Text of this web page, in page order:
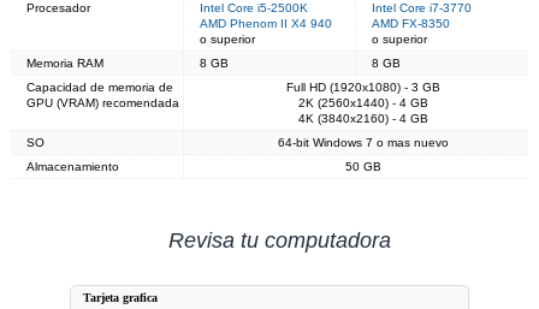
Procesador
Intel Core i5-2500K
AMD Phenom II X4 940
o superior
Intel Core i7-3770
AMD FX-8350
o superior
Memoria RAM
8 GB
8 GB
Capacidad de memoria de
GPU (VRAM) recomendada
Full HD (1920x1080) - 3 GB
2K (2560x1440) - 4 GB
4K (3840x2160) - 4 GB
SO
64-bit Windows 7 o mas nuevo
Almacenamiento
50 GB
Revisa tu computadora
Tarjeta grafica